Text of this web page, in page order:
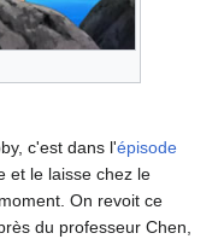
c'est dans l'épisode
et le laisse chez le
On revoit ce
du professeur Chen,